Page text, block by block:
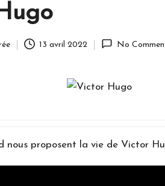
13 avril 2022 No
nous proposent la vie de Victor